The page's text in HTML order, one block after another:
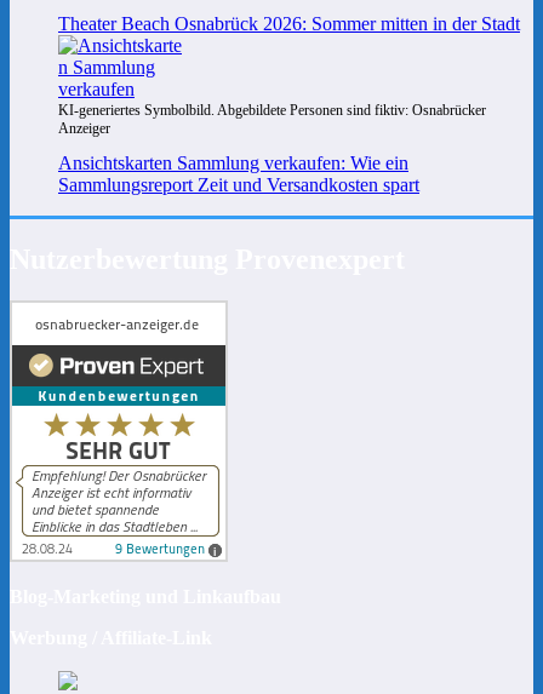
Theater Beach Osnabrück 2026: Sommer mitten in der Stadt
KI-generiertes Symbolbild. Abgebildete Personen sind fiktiv: Osnabrücker
Anzeiger
Ansichtskarten Sammlung verkaufen: Wie ein
Sammlungsreport Zeit und Versandkosten spart